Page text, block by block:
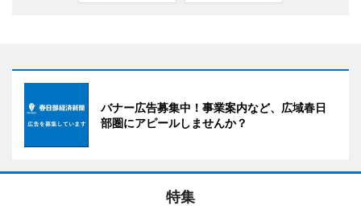
バナー広告募集中！事業案内など、広域春日
部圏にアピールしませんか？
特集